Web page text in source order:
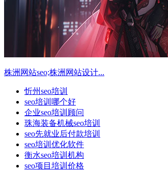
株洲网站seo;株洲网站设计...
忻州seo培训
seo培训哪个好
企业seo培训顾问
珠海装备机械seo培训
seo先就业后付款培训
seo培训优化软件
衡水seo培训机构
seo项目培训价格